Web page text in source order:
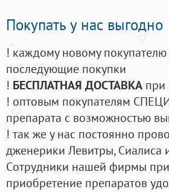
Покупать у нас выгодно
! каждому новому покупателю
последующие покупки
! БЕСПЛАТНАЯ ДОСТАВКА при
! оптовым покупателям
препарата с возможностью
! так же у нас постоянно
дженерики Левитры,
Cотрудники нашей фирмы
приобретение препаратов